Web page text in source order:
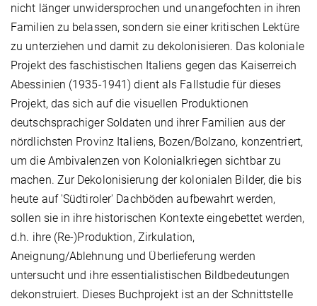
nicht länger unwidersprochen und unangefochten in ihren
Familien zu belassen, sondern sie einer kritischen Lektüre
zu unterziehen und damit zu dekolonisieren. Das koloniale
Projekt des faschistischen Italiens gegen das Kaiserreich
Abessinien (1935-1941) dient als Fallstudie für dieses
Projekt, das sich auf die visuellen Produktionen
deutschsprachiger Soldaten und ihrer Familien aus der
nördlichsten Provinz Italiens, Bozen/Bolzano, konzentriert,
um die Ambivalenzen von Kolonialkriegen sichtbar zu
machen. Zur Dekolonisierung der kolonialen Bilder, die bis
heute auf 'Südtiroler' Dachböden aufbewahrt werden,
sollen sie in ihre historischen Kontexte eingebettet werden,
d.h. ihre (Re-)Produktion, Zirkulation,
Aneignung/Ablehnung und Überlieferung werden
untersucht und ihre essentialistischen Bildbedeutungen
dekonstruiert. Dieses Buchprojekt ist an der Schnittstelle